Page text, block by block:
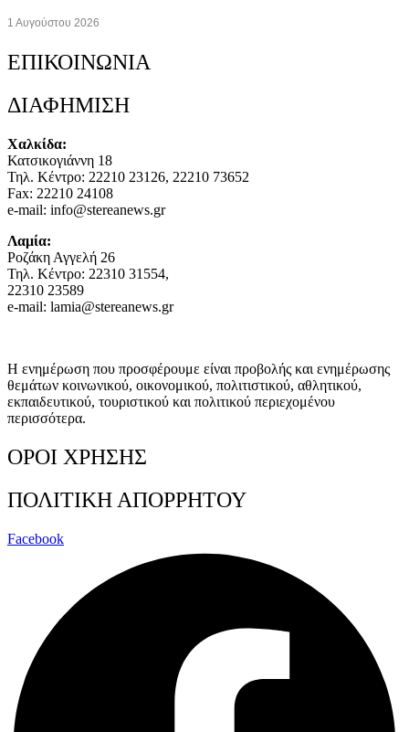
1 Αυγούστου 2026
ΕΠΙΚΟΙΝΩΝΙΑ
ΔΙΑΦΗΜΙΣΗ
Χαλκίδα:
Κατσικογιάννη 18
Τηλ. Κέντρο: 22210 23126, 22210 73652
Fax: 22210 24108
e-mail: info@stereanews.gr
Λαμία:
Ροζάκη Αγγελή 26
Τηλ. Κέντρο: 22310 31554,
22310 23589
e-mail: lamia@stereanews.gr
Η ενημέρωση που προσφέρουμε είναι προβολής και ενημέρωσης
θεμάτων κοινωνικού, οικονομικού, πολιτιστικού, αθλητικού,
εκπαιδευτικού, τουριστικού και πολιτικού περιεχομένου
περισσότερα.
ΟΡΟΙ ΧΡΗΣΗΣ
ΠΟΛΙΤΙΚΗ ΑΠΟΡΡΗΤΟΥ
Facebook